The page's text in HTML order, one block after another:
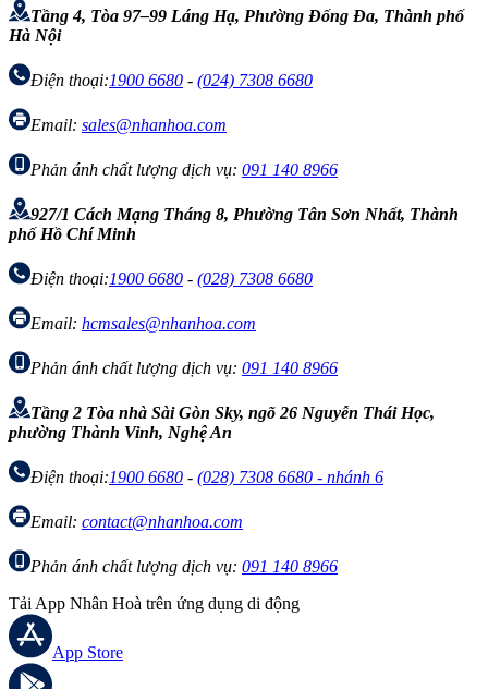
Tầng 4, Tòa 97–99 Láng Hạ, Phường Đống Đa, Thành phố
Hà Nội
Điện thoại:1900 6680 - (024) 7308 6680
Email: sales@nhanhoa.com
Phản ánh chất lượng dịch vụ: 091 140 8966
927/1 Cách Mạng Tháng 8, Phường Tân Sơn Nhất, Thành
phố Hồ Chí Minh
Điện thoại:1900 6680 - (028) 7308 6680
Email: hcmsales@nhanhoa.com
Phản ánh chất lượng dịch vụ: 091 140 8966
Tầng 2 Tòa nhà Sài Gòn Sky, ngõ 26 Nguyễn Thái Học,
phường Thành Vinh, Nghệ An
Điện thoại:1900 6680 - (028) 7308 6680 - nhánh 6
Email: contact@nhanhoa.com
Phản ánh chất lượng dịch vụ: 091 140 8966
Tải App Nhân Hoà trên ứng dụng di động
App Store